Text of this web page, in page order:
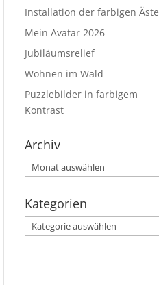
Installation der farbigen Äste
Mein Avatar 2026
Jubiläumsrelief
Wohnen im Wald
Puzzlebilder in farbigem
Kontrast
Archiv
Archiv
Kategorien
Kategorien